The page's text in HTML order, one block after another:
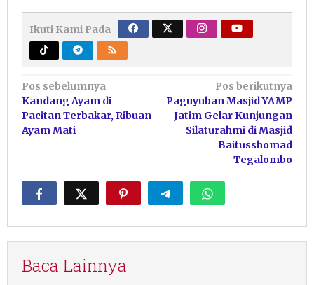
Ikuti Kami Pada
Navigasi
pos
Pos sebelumnya
Kandang Ayam di
Pacitan Terbakar, Ribuan
Ayam Mati
Pos berikutnya
Paguyuban Masjid YAMP
Jatim Gelar Kunjungan
Silaturahmi di Masjid
Baitusshomad
Tegalombo
Baca Lainnya